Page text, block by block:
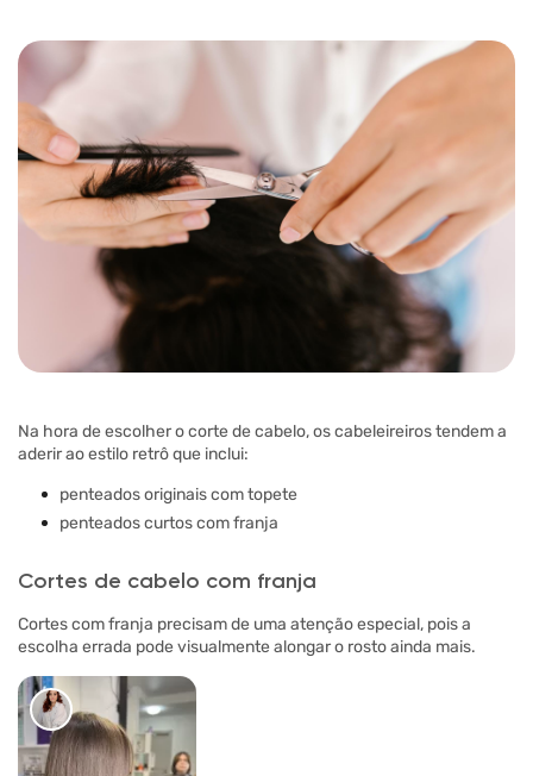
Na hora de escolher o corte de cabelo, os cabeleireiros tendem a
aderir ao estilo retrô que inclui:
penteados originais com topete
penteados curtos com franja
Cortes de cabelo com franja
Cortes com franja precisam de uma atenção especial, pois a
escolha errada pode visualmente alongar o rosto ainda mais.